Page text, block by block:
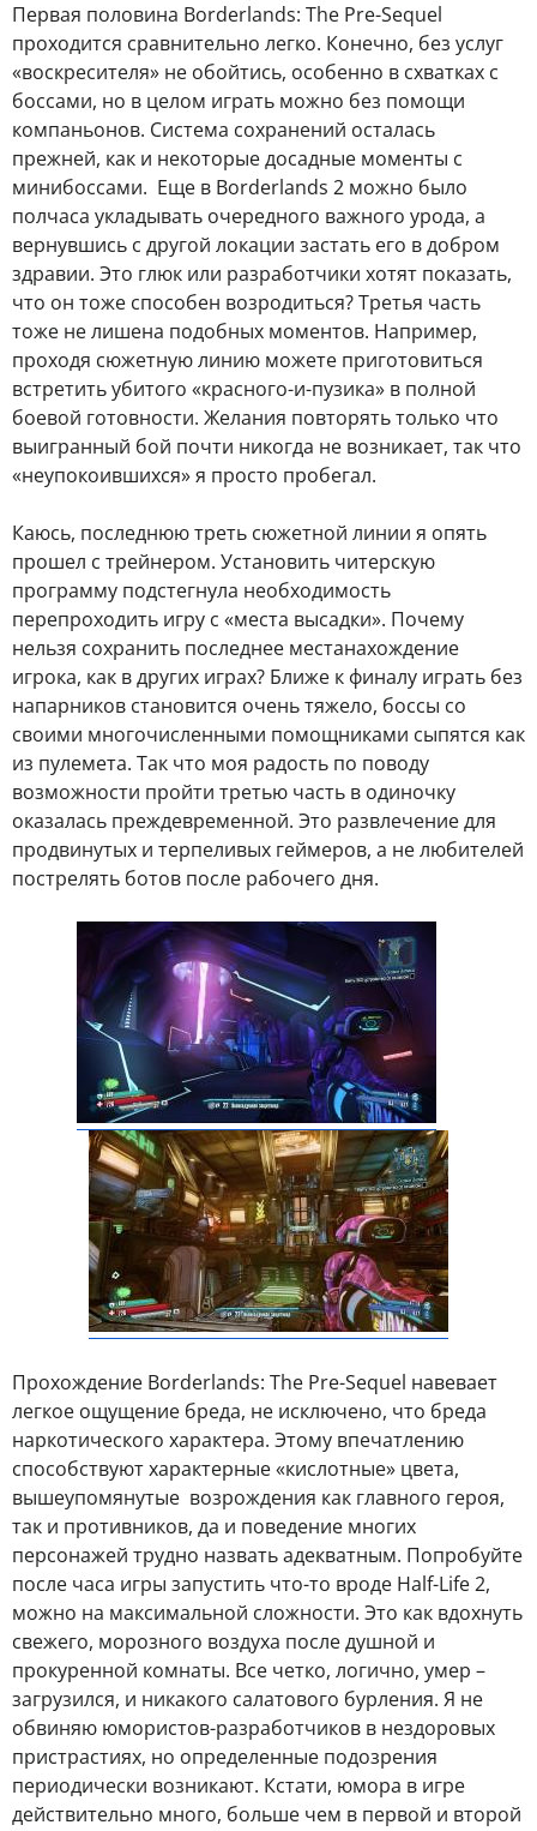
Первая половина Borderlands: The Pre-Sequel
проходится сравнительно легко. Конечно, без услуг
«воскресителя» не обойтись, особенно в схватках с
боссами, но в целом играть можно без помощи
компаньонов. Система сохранений осталась
прежней, как и некоторые досадные моменты с
минибоссами. Еще в Borderlands 2 можно было
полчаса укладывать очередного важного урода, а
вернувшись с другой локации застать его в добром
здравии. Это глюк или разработчики хотят показать,
что он тоже способен возродиться? Третья часть
тоже не лишена подобных моментов. Например,
проходя сюжетную линию можете приготовиться
встретить убитого «красного-и-пузика» в полной
боевой готовности. Желания повторять только что
выигранный бой почти никогда не возникает, так что
«неупокоившихся» я просто пробегал.
Каюсь, последнюю треть сюжетной линии я опять
прошел с трейнером. Установить читерскую
программу подстегнула необходимость
перепроходить игру с «места высадки». Почему
нельзя сохранить последнее местанахождение
игрока, как в других играх? Ближе к финалу играть без
напарников становится очень тяжело, боссы со
своими многочисленными помощниками сыпятся как
из пулемета. Так что моя радость по поводу
возможности пройти третью часть в одиночку
оказалась преждевременной. Это развлечение для
продвинутых и терпеливых геймеров, а не любителей
пострелять ботов после рабочего дня.
Прохождение Borderlands: The Pre-Sequel навевает
легкое ощущение бреда, не исключено, что бреда
наркотического характера. Этому впечатлению
способствуют характерные «кислотные» цвета,
вышеупомянутые возрождения как главного героя,
так и противников, да и поведение многих
персонажей трудно назвать адекватным. Попробуйте
после часа игры запустить что-то вроде Half-Life 2,
можно на максимальной сложности. Это как вдохнуть
свежего, морозного воздуха после душной и
прокуренной комнаты. Все четко, логично, умер –
загрузился, и никакого салатового бурления. Я не
обвиняю юмористов-разработчиков в нездоровых
пристрастиях, но определенные подозрения
периодически возникают. Кстати, юмора в игре
действительно много, больше чем в первой и второй